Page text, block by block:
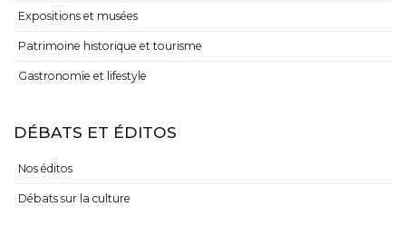
Expositions et musées
Patrimoine historique et tourisme
Gastronomie et lifestyle
DÉBATS ET ÉDITOS
Nos éditos
Débats sur la culture